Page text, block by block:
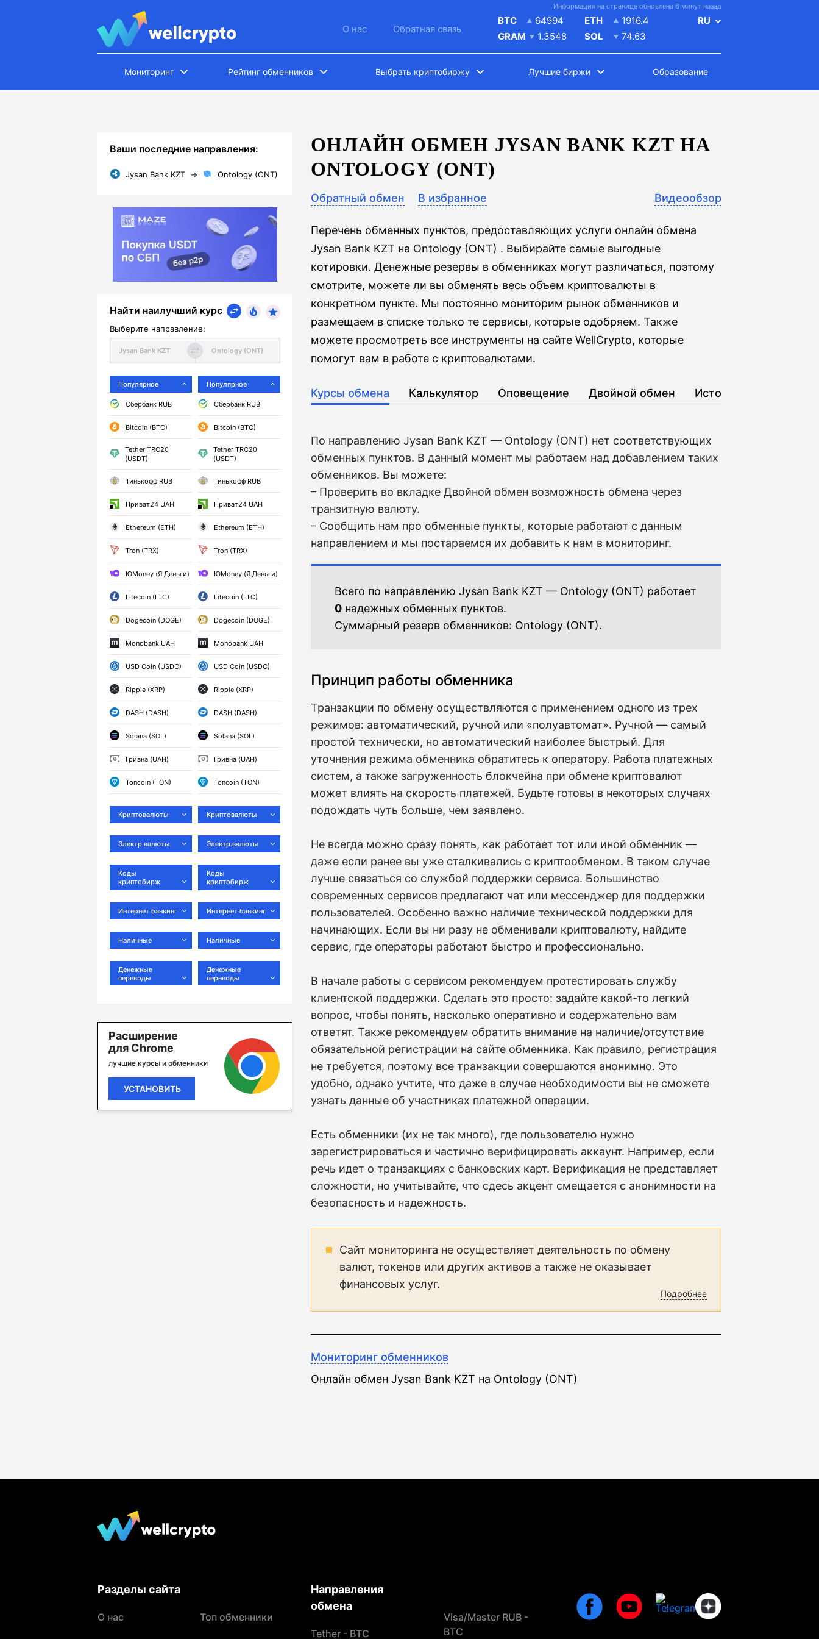
Информация на странице обновлена 6 минут назад
О нас Обратная связь
BTC
64994
GRAM
1.3548
ETH
1916.4
SOL
74.63
RU
Мониторинг Рейтинг обменников Выбрать криптобиржу Лучшие биржи Образование
Ваши последние направления:
Jysan Bank KZT → Ontology (ONT)
Найти наилучший курс
Выберите направление:
Популярное
Сбербанк RUB
Bitcoin (BTC)
Tether TRC20
(USDT)
Тинькофф RUB
Приват24 UAH
Ethereum (ETH)
Tron (TRX)
ЮMoney (Я.Деньги)
Litecoin (LTC)
Dogecoin (DOGE)
Monobank UAH
USD Coin (USDC)
Ripple (XRP)
DASH (DASH)
Solana (SOL)
Гривна (UAH)
Toncoin (TON)
Криптовалюты
Электр.валюты
Коды
криптобирж
Интернет банкинг
Наличные
Денежные
переводы
Популярное
Сбербанк RUB
Bitcoin (BTC)
Tether TRC20
(USDT)
Тинькофф RUB
Приват24 UAH
Ethereum (ETH)
Tron (TRX)
ЮMoney (Я.Деньги)
Litecoin (LTC)
Dogecoin (DOGE)
Monobank UAH
USD Coin (USDC)
Ripple (XRP)
DASH (DASH)
Solana (SOL)
Гривна (UAH)
Toncoin (TON)
Криптовалюты
Электр.валюты
Коды
криптобирж
Интернет банкинг
Наличные
Денежные
переводы
Расширение
для Chrome
лучшие курсы и обменники
УСТАНОВИТЬ
ОНЛАЙН ОБМЕН JYSAN BANK KZT НА
ONTOLOGY (ONT)
Обратный обмен В избранное Видеообзор
Перечень обменных пунктов, предоставляющих услуги онлайн обмена
Jysan Bank KZT на Ontology (ONT) . Выбирайте самые выгодные
котировки. Денежные резервы в обменниках могут различаться, поэтому
смотрите, можете ли вы обменять весь объем криптовалюты в
конкретном пункте. Мы постоянно мониторим рынок обменников и
размещаем в списке только те сервисы, которые одобряем. Также
можете просмотреть все инструменты на сайте WellCrypto, которые
помогут вам в работе с криптовалютами.
Курсы обмена Калькулятор Оповещение Двойной обмен История
По направлению Jysan Bank KZT — Ontology (ONT) нет соответствующих
обменных пунктов. В данный момент мы работаем над добавлением таких
обменников. Вы можете:
– Проверить во вкладкe Двойной обмен возможность обмена через
транзитную валюту.
– Сообщить нам про обменные пункты, которые работают с данным
направлением и мы постараемся их добавить к нам в мониторинг.
Всего по направлению Jysan Bank KZT — Ontology (ONT) работает
0 надежных обменных пунктов.
Суммарный резерв обменников: Ontology (ONT).
Принцип работы обменника
Транзакции по обмену осуществляются с применением одного из трех
режимов: автоматический, ручной или «полуавтомат». Ручной — самый
простой технически, но автоматический наиболее быстрый. Для
уточнения режима обменника обратитесь к оператору. Работа платежных
систем, а также загруженность блокчейна при обмене криптовалют
может влиять на скорость платежей. Будьте готовы в некоторых случаях
подождать чуть больше, чем заявлено.
Не всегда можно сразу понять, как работает тот или иной обменник —
даже если ранее вы уже сталкивались с криптообменом. В таком случае
лучше связаться со службой поддержки сервиса. Большинство
современных сервисов предлагают чат или мессенджер для поддержки
пользователей. Особенно важно наличие технической поддержки для
начинающих. Если вы ни разу не обменивали криптовалюту, найдите
сервис, где операторы работают быстро и профессионально.
В начале работы с сервисом рекомендуем протестировать службу
клиентской поддержки. Сделать это просто: задайте какой-то легкий
вопрос, чтобы понять, насколько оперативно и содержательно вам
ответят. Также рекомендуем обратить внимание на наличие/отсутствие
обязательной регистрации на сайте обменника. Как правило, регистрация
не требуется, поэтому все транзакции совершаются анонимно. Это
удобно, однако учтите, что даже в случае необходимости вы не сможете
узнать данные об участниках платежной операции.
Есть обменники (их не так много), где пользователю нужно
зарегистрироваться и частично верифицировать аккаунт. Например, если
речь идет о транзакциях с банковских карт. Верификация не представляет
сложности, но учитывайте, что сдесь акцент смещается с анонимности на
безопасность и надежность.
Сайт мониторинга не осуществляет деятельность по обмену
валют, токенов или других активов а также не оказывает
финансовых услуг.
Подробнее
Мониторинг обменников
Онлайн обмен Jysan Bank KZT на Ontology (ONT)
Разделы сайта
О нас Топ обменники
Направления
обмена
Tether - BTC
Visa/Master RUB -
BTC